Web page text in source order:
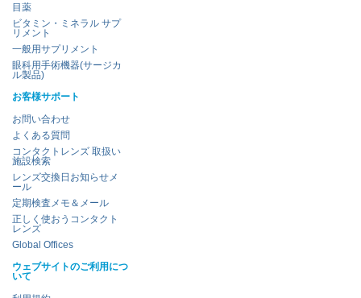
目薬
ビタミン・ミネラル サプ
リメント
一般用サプリメント
眼科用手術機器(サージカ
ル製品)
お客様サポート
お問い合わせ
よくある質問
コンタクトレンズ 取扱い
施設検索
レンズ交換日お知らせメ
ール
定期検査メモ＆メール
正しく使おうコンタクト
レンズ
Global Offices
ウェブサイトのご利用につ
いて